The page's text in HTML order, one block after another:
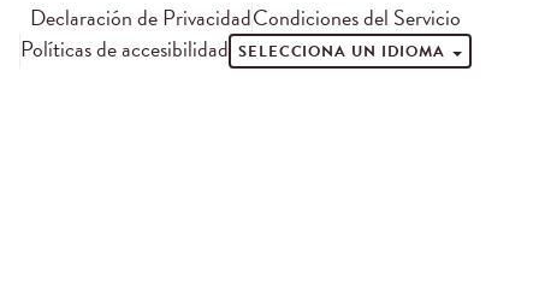
Declaración de PrivacidadCondiciones del Servicio
Políticas de accesibilidad SELECCIONA UN IDIOMA